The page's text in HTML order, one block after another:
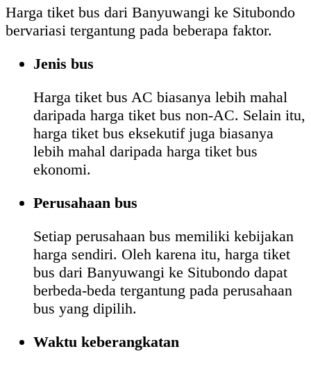
Harga tiket bus dari Banyuwangi ke Situbondo
bervariasi tergantung pada beberapa faktor.
Jenis bus
Harga tiket bus AC biasanya lebih mahal
daripada harga tiket bus non-AC. Selain itu,
harga tiket bus eksekutif juga biasanya
lebih mahal daripada harga tiket bus
ekonomi.
Perusahaan bus
Setiap perusahaan bus memiliki kebijakan
harga sendiri. Oleh karena itu, harga tiket
bus dari Banyuwangi ke Situbondo dapat
berbeda-beda tergantung pada perusahaan
bus yang dipilih.
Waktu keberangkatan